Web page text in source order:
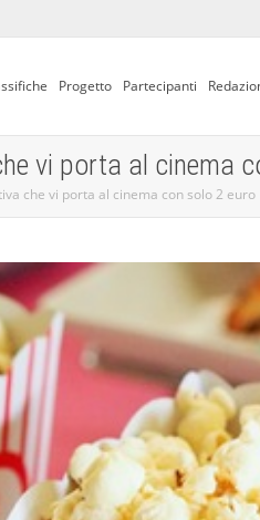
Progetto Partecipanti
vi porta al cinema
che vi porta al cinema con solo 2 euro